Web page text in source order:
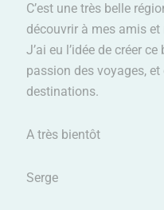
C’est une très belle
découvrir à mes amis
J’ai eu l’idée de créer
passion des voyages,
destinations.
A très bientôt
Serge